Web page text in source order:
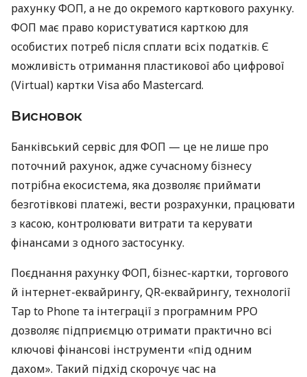
рахунку ФОП, а не до окремого карткового рахунку.
ФОП має право користуватися карткою для
особистих потреб після сплати всіх податків. Є
можливість отримання пластикової або цифрової
(Virtual) картки Visa або Mastercard.
Висновок
Банківський сервіс для ФОП — це не лише про
поточний рахунок, адже сучасному бізнесу
потрібна екосистема, яка дозволяє приймати
безготівкові платежі, вести розрахунки, працювати
з касою, контролювати витрати та керувати
фінансами з одного застосунку.
Поєднання рахунку ФОП, бізнес-картки, торгового
й інтернет-еквайрингу, QR-еквайрингу, технології
Tap to Phone та інтеграції з програмним РРО
дозволяє підприємцю отримати практично всі
ключові фінансові інструменти «під одним
дахом». Такий підхід скорочує час на